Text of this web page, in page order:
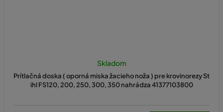
Prítlačná doska ( oporná miska žacieho noža ) pre krovinorezy St
ihl FS120, 200, 250, 300, 350 nahrádza 41377103800
Skladom